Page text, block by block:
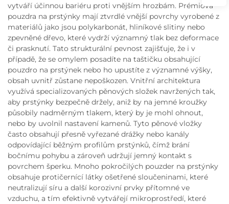
vytváří účinnou bariéru proti vnějším hrozbám. Prémiová
pouzdra na prstýnky mají ztvrdlé vnější povrchy vyrobené z
materiálů jako jsou polykarbonát, hliníkové slitiny nebo
zpevněné dřevo, které vydrží významný tlak bez deformace
či prasknutí. Tato strukturální pevnost zajišťuje, že i v
případě, že se omylem posadíte na taštičku obsahující
pouzdro na prstýnek nebo ho upustíte z významné výšky,
obsah uvnitř zůstane nepoškozen. Vnitřní architektura
využívá specializovaných pěnových složek navržených tak,
aby prstýnky bezpečně držely, aniž by na jemné kroužky
působily nadměrným tlakem, který by je mohl ohnout,
nebo by uvolnil nastavení kamenů. Tyto pěnové vložky
často obsahují přesně vyřezané drážky nebo kanály
odpovídající běžným profilům prstýnků, čímž brání
bočnímu pohybu a zároveň udržují jemný kontakt s
povrchem šperku. Mnoho pokročilých pouzder na prstýnky
obsahuje protičernící látky ošetřené sloučeninami, které
neutralizují síru a další korozivní prvky přítomné ve
vzduchu, a tím efektivně vytvářejí mikroprostředí, které